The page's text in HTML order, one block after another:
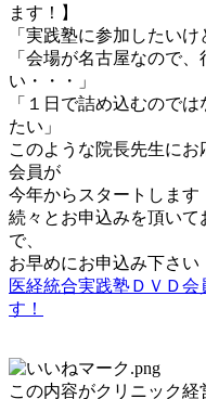
ます！】
「実践塾に参加したい
「会場が名古屋なので
い・・・」
「１日で詰め込むので
たい」
このような院長先生に
会員が
今年からスタートします
続々とお申込みを頂い
で、
お早めにお申込み下さい
医経統合実践塾ＤＶＤ
す！
この内容がクリニック